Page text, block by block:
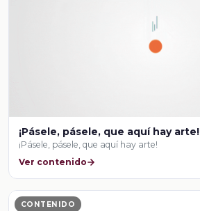
¡Pásele, pásele, que aquí hay arte!
¡Pásele, pásele, que aquí hay arte!
Ver contenido
CONTENIDO